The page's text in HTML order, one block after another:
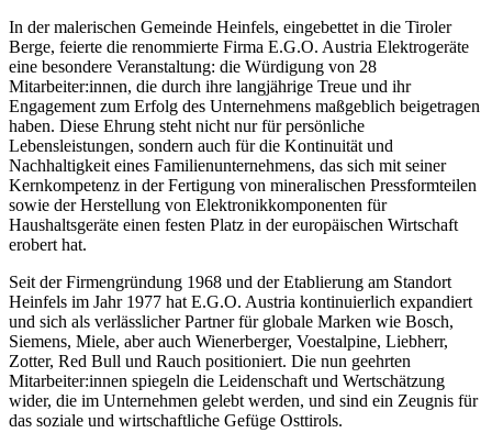
In der malerischen Gemeinde Heinfels, eingebettet in die Tiroler
Berge, feierte die renommierte Firma E.G.O. Austria Elektrogeräte
eine besondere Veranstaltung: die Würdigung von 28
Mitarbeiter:innen, die durch ihre langjährige Treue und ihr
Engagement zum Erfolg des Unternehmens maßgeblich beigetragen
haben. Diese Ehrung steht nicht nur für persönliche
Lebensleistungen, sondern auch für die Kontinuität und
Nachhaltigkeit eines Familienunternehmens, das sich mit seiner
Kernkompetenz in der Fertigung von mineralischen Pressformteilen
sowie der Herstellung von Elektronikkomponenten für
Haushaltsgeräte einen festen Platz in der europäischen Wirtschaft
erobert hat.
Seit der Firmengründung 1968 und der Etablierung am Standort
Heinfels im Jahr 1977 hat E.G.O. Austria kontinuierlich expandiert
und sich als verlässlicher Partner für globale Marken wie Bosch,
Siemens, Miele, aber auch Wienerberger, Voestalpine, Liebherr,
Zotter, Red Bull und Rauch positioniert. Die nun geehrten
Mitarbeiter:innen spiegeln die Leidenschaft und Wertschätzung
wider, die im Unternehmen gelebt werden, und sind ein Zeugnis für
das soziale und wirtschaftliche Gefüge Osttirols.